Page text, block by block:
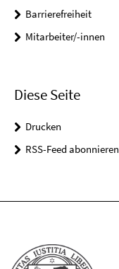
Barrierefreiheit
Mitarbeiter/-innen
Diese Seite
Drucken
RSS-Feed abonnieren